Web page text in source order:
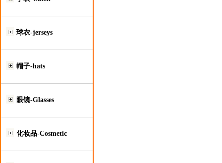
球衣-jerseys
帽子-hats
眼镜-Glasses
化妆品-Cosmetic